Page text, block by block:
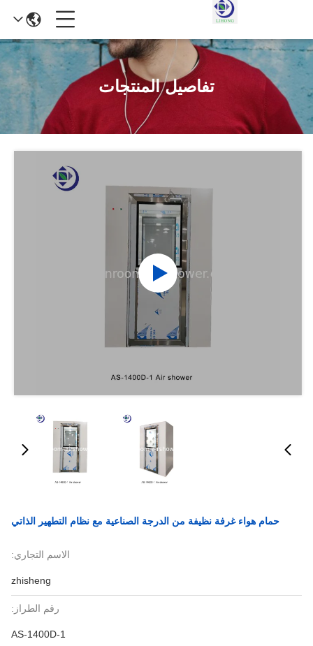
تفاصيل المنتجات
حمام هواء غرفة نظيفة من الدرجة الصناعية مع نظام التطهير الذاتي
الاسم التجاري:
zhisheng
رقم الطراز:
AS-1400D-1